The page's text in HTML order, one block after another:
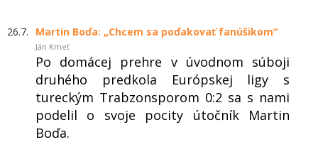
26.7. Martin Boďa: „Chcem sa poďakovať fanúšikom“
Ján Kmeť
Po domácej prehre v úvodnom súboji
druhého predkola Európskej ligy s
tureckým Trabzonsporom 0:2 sa s nami
podelil o svoje pocity útočník Martin
Boďa.